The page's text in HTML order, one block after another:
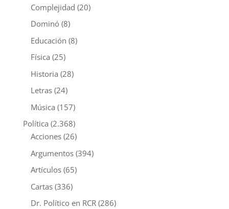
Complejidad (20)
Dominó(8)
Educación (8)
Física (25)
Historia (28)
Letras(24)
Música (157)
Política (2.368)
Acciones(26)
Argumentos(394)
Artículos(65)
Cartas(336)
Dr. Político en RCR(286)